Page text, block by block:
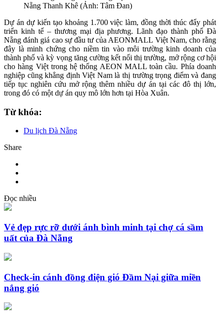
Nẵng Thanh Khê (Ảnh: Tâm Đan)
Dự án dự kiến tạo khoảng 1.700 việc làm, đồng thời thúc đẩy phát
triển kinh tế – thương mại địa phương. Lãnh đạo thành phố Đà
Nẵng đánh giá cao sự đầu tư của AEONMALL Việt Nam, cho rằng
đây là minh chứng cho niềm tin vào môi trường kinh doanh của
thành phố và kỳ vọng tăng cường kết nối thị trường, mở rộng cơ hội
cho hàng Việt trong hệ thống AEON MALL toàn cầu. Phía doanh
nghiệp cũng khẳng định Việt Nam là thị trường trọng điểm và đang
tiếp tục nghiên cứu mở rộng thêm nhiều dự án tại các đô thị lớn,
trong đó có một dự án quy mô lớn hơn tại Hòa Xuân.
Từ khóa:
Du lịch Đà Nẵng
Share
Đọc nhiều
Vẻ đẹp rực rỡ dưới ánh bình minh tại chợ cá sầm
uất của Đà Nẵng
Check-in cánh đồng điện gió Đầm Nại giữa miền
nắng gió